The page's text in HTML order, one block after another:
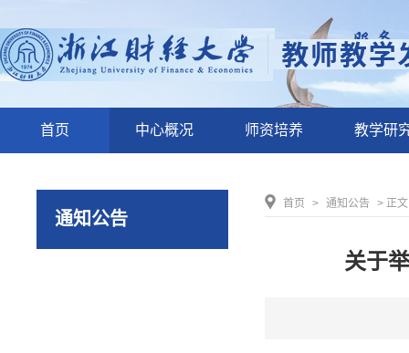
首页 中心概况 师资培养 教学研
通知公告
首页 > 通知公告 > 正文
关于